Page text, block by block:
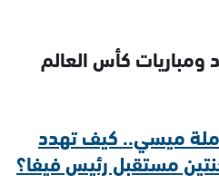
كأس العالم
ميسي.. كيف تهدد
مستقبل رئيس فيفا؟